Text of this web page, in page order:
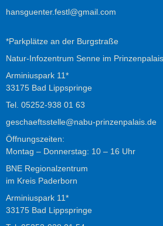
hansguenter.festl@gmail.com
*Parkplätze an der Burgstraße
Natur-Infozentrum Senne im Prinzenpalais
Arminiuspark 11*
33175 Bad Lippspringe
Tel. 05252-938 01 63
geschaeftsstelle@nabu-prinzenpalais.de
Öffnungszeiten:
Montag – Donnerstag: 10 – 16 Uhr
BNE Regionalzentrum
im Kreis Paderborn
Arminiuspark 11*
33175 Bad Lippspringe